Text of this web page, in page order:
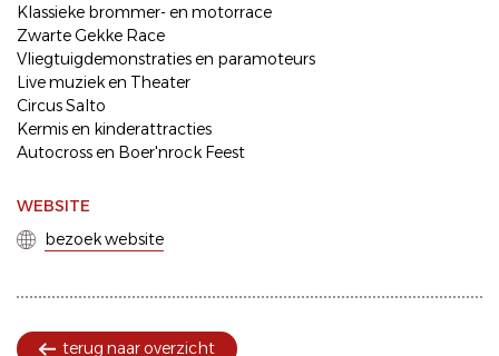
Klassieke brommer- en motorrace
Zwarte Gekke Race
Vliegtuigdemonstraties en paramoteurs
Live muziek en Theater
Circus Salto
Kermis en kinderattracties
Autocross en Boer'nrock Feest
WEBSITE
bezoek website
terug naar overzicht